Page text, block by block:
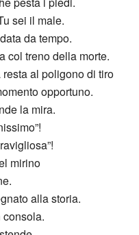
sei il male.
da tempo.
col treno della morte.
al poligono di tiro
opportuno.
la mira.
mirino
alla storia.
consola.